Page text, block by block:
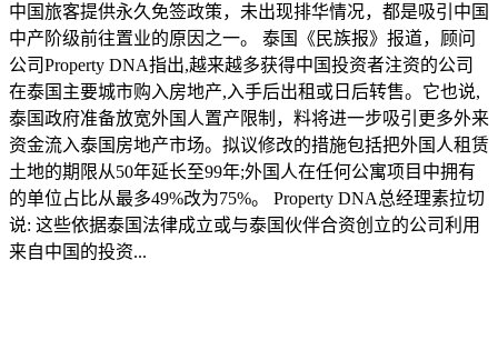
中国旅客提供永久免签政策，未出现排华情况，都是吸引中国
中产阶级前往置业的原因之一。 泰国《民族报》报道，顾问
公司Property DNA指出,越来越多获得中国投资者注资的公司
在泰国主要城市购入房地产,入手后出租或日后转售。它也说,
泰国政府准备放宽外国人置产限制，料将进一步吸引更多外来
资金流入泰国房地产市场。拟议修改的措施包括把外国人租赁
土地的期限从50年延长至99年;外国人在任何公寓项目中拥有
的单位占比从最多49%改为75%。 Property DNA总经理素拉切
说: 这些依据泰国法律成立或与泰国伙伴合资创立的公司利用
来自中国的投资...